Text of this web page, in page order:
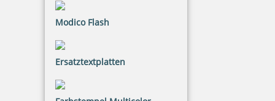
Modico Flash
Ersatztextplatten
Eco-Printy mit Text: Ablage 46 x 17 mm